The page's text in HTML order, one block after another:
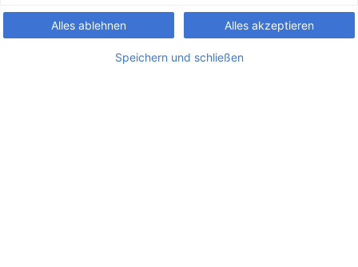
Alles ablehnen Alles akzeptieren
Speichern und schließen